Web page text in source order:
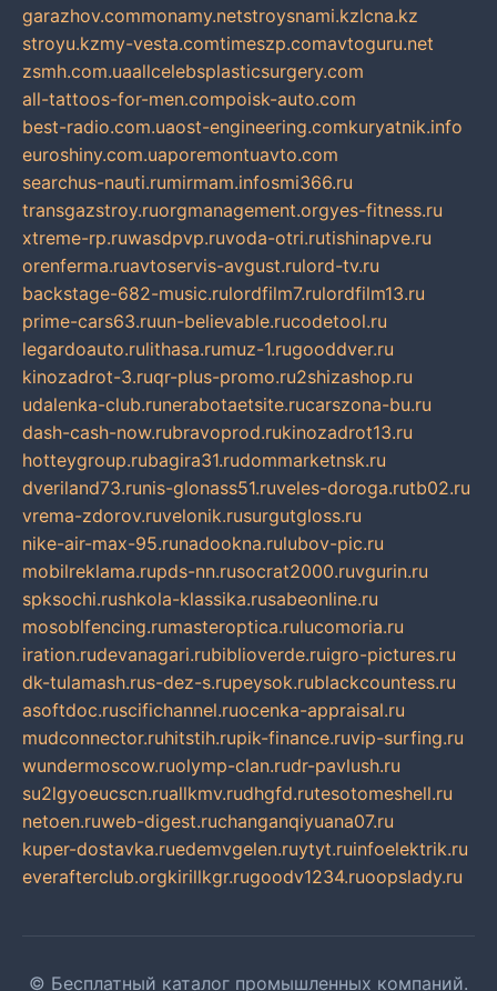
garazhov.commonamy.netstroysnami.kzlcna.kz
stroyu.kzmy-vesta.comtimeszp.comavtoguru.net
zsmh.com.uaallcelebsplasticsurgery.com
all-tattoos-for-men.compoisk-auto.com
best-radio.com.uaost-engineering.comkuryatnik.info
euroshiny.com.uaporemontuavto.com
searchus-nauti.rumirmam.infosmi366.ru
transgazstroy.ruorgmanagement.orgyes-fitness.ru
xtreme-rp.ruwasdpvp.ruvoda-otri.rutishinapve.ru
orenferma.ruavtoservis-avgust.rulord-tv.ru
backstage-682-music.rulordfilm7.rulordfilm13.ru
prime-cars63.ruun-believable.rucodetool.ru
legardoauto.rulithasa.rumuz-1.rugooddver.ru
kinozadrot-3.ruqr-plus-promo.ru2shizashop.ru
udalenka-club.runerabotaetsite.rucarszona-bu.ru
dash-cash-now.rubravoprod.rukinozadrot13.ru
hotteygroup.rubagira31.rudommarketnsk.ru
dveriland73.runis-glonass51.ruveles-doroga.rutb02.ru
vrema-zdorov.ruvelonik.rusurgutgloss.ru
nike-air-max-95.runadookna.rulubov-pic.ru
mobilreklama.rupds-nn.rusocrat2000.ruvgurin.ru
spksochi.rushkola-klassika.rusabeonline.ru
mosoblfencing.rumasteroptica.rulucomoria.ru
iration.rudevanagari.rubiblioverde.ruigro-pictures.ru
dk-tulamash.rus-dez-s.rupeysok.rublackcountess.ru
asoftdoc.ruscifichannel.ruocenka-appraisal.ru
mudconnector.ruhitstih.rupik-finance.ruvip-surfing.ru
wundermoscow.ruolymp-clan.rudr-pavlush.ru
su2lgyoeucscn.ruallkmv.rudhgfd.rutesotomeshell.ru
netoen.ruweb-digest.ruchanganqiyuana07.ru
kuper-dostavka.ruedemvgelen.ruytyt.ruinfoelektrik.ru
everafterclub.orgkirillkgr.rugoodv1234.ruoopslady.ru
© Бесплатный каталог промышленных компаний.